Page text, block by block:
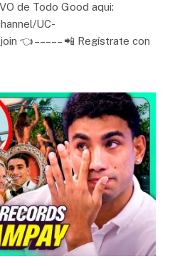
de Todo Good aqui:
UC-
👈 – – – – – 📲 Regístrate con